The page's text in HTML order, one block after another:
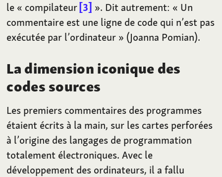
le « compilateur 3 ». Dit autrement: « Un
commentaire est une ligne de code qui n’est pas
exécutée par l’ordinateur » (Joanna Pomian).
La dimension iconique des
codes sources
Les premiers commentaires des programmes
étaient écrits à la main, sur les cartes perforées
à l’origine des langages de programmation
totalement électroniques. Avec le
développement des ordinateurs, il a fallu